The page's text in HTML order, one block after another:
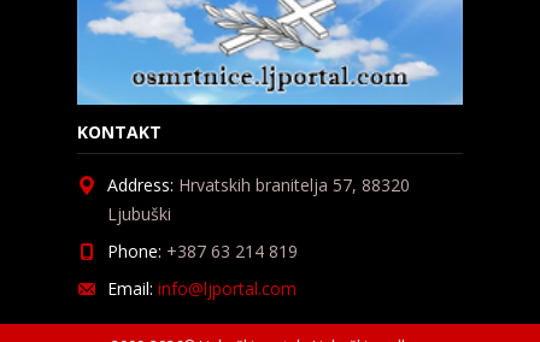
KONTAKT
Address: Hrvatskih branitelja 57, 88320
Ljubuški
Phone: +387 63 214 819
Email: info@ljportal.com